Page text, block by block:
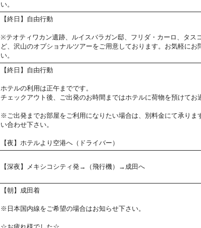
い。
【終日】自由行動
※テオティワカン遺跡、ルイスバラガン邸、フリダ・カーロ、タス
ど、沢山のオプショナルツアーをご用意しております。お気軽にお
い。
【終日】自由行動
ホテルの利用は正午までです。
チェックアウト後、ご出発のお時間まではホテルに荷物を預けてお
※ご出発までお部屋をご利用になりたい場合は、別料金にて承りま
い合わせ下さい。
【夜】ホテルより空港へ（ドライバー）
【深夜】メキシコシティ発→（飛行機）→成田へ
【朝】成田着
※日本国内線をご希望の場合はお知らせ下さい。